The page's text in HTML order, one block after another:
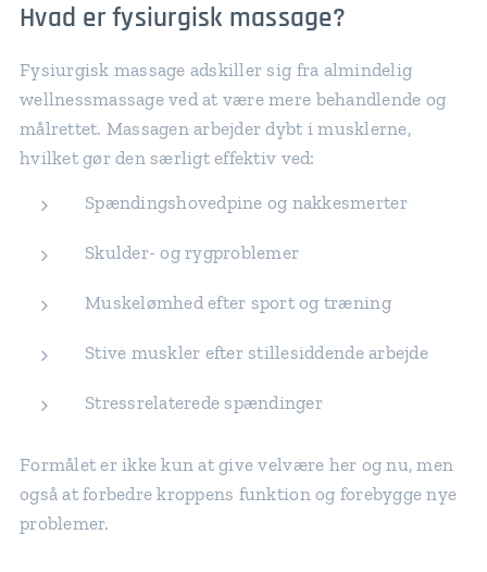
Hvad er fysiurgisk massage?
Fysiurgisk massage adskiller sig fra almindelig
wellnessmassage ved at være mere behandlende og
målrettet. Massagen arbejder dybt i musklerne,
hvilket gør den særligt effektiv ved:
Spændingshovedpine og nakkesmerter
Skulder- og rygproblemer
Muskelømhed efter sport og træning
Stive muskler efter stillesiddende arbejde
Stressrelaterede spændinger
Formålet er ikke kun at give velvære her og nu, men
også at forbedre kroppens funktion og forebygge nye
problemer.